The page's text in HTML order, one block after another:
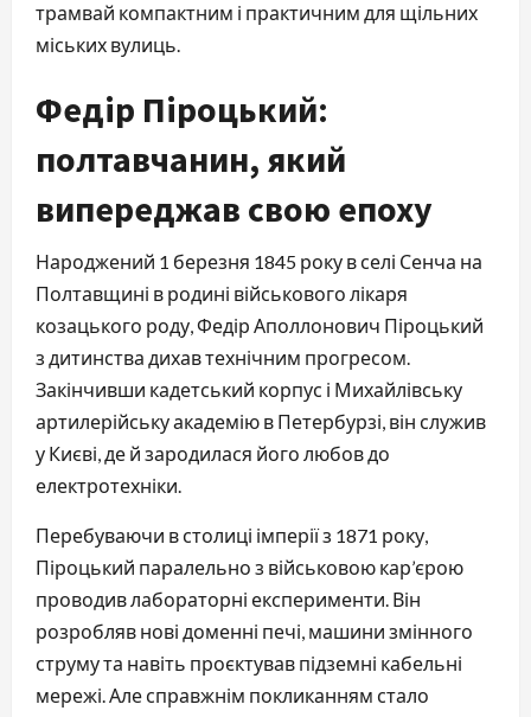
трамвай компактним і практичним для щільних
міських вулиць.
Федір Піроцький:
полтавчанин, який
випереджав свою епоху
Народжений 1 березня 1845 року в селі Сенча на
Полтавщині в родині військового лікаря
козацького роду, Федір Аполлонович Піроцький
з дитинства дихав технічним прогресом.
Закінчивши кадетський корпус і Михайлівську
артилерійську академію в Петербурзі, він служив
у Києві, де й зародилася його любов до
електротехніки.
Перебуваючи в столиці імперії з 1871 року,
Піроцький паралельно з військовою кар’єрою
проводив лабораторні експерименти. Він
розробляв нові доменні печі, машини змінного
струму та навіть проєктував підземні кабельні
мережі. Але справжнім покликанням стало